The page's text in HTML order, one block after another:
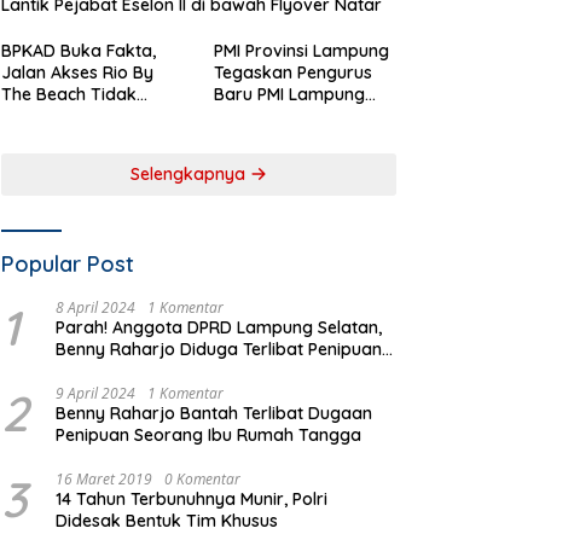
Lantik Pejabat Eselon II di bawah Flyover Natar
BPKAD Buka Fakta,
Jalan Akses Rio By
The Beach Tidak
PMI Provinsi Lampung
Tegaskan Pengurus
Baru PMI Lampung
Selengkapnya
Popular Post
1 8 April 2024 1 Komentar
Parah! Anggota DPRD Lampung Selatan,
Benny Raharjo Diduga Terlibat Penipuan
2 9 April 2024 1 Komentar
Benny Raharjo Bantah Terlibat Dugaan
Penipuan Seorang Ibu Rumah Tangga
3 16 Maret 2019 0 Komentar
14 Tahun Terbunuhnya Munir, Polri
Didesak Bentuk Tim Khusus